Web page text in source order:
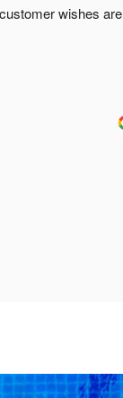
wishes are